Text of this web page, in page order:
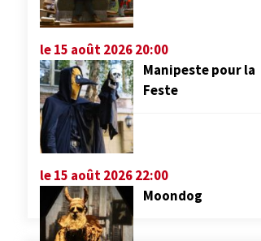
le 15 août 2026 20:00
Manipeste pour la
Feste
le 15 août 2026 22:00
Moondog